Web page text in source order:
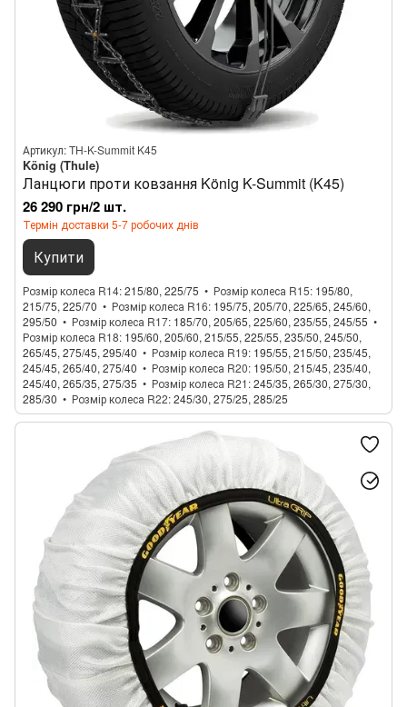
Артикул: TH-K-Summit K45
König (Thule)
Ланцюги проти ковзання König K-Summit (K45)
26 290 грн/2 шт.
Термін доставки 5-7 робочих днів
Купити
Розмір колеса R14 215/80, 225/75 Розмір колеса R15 195/80,
215/75, 225/70
Розмір колеса R16 195/75, 205/70, 225/65, 245/60,
295/50
Розмір колеса R17 185/70, 205/65, 225/60, 235/55, 245/55
Розмір колеса R18 195/60, 205/60, 215/55, 225/55, 235/50, 245/50,
265/45, 275/45, 295/40
Розмір колеса R19 195/55, 215/50, 235/45,
245/45, 265/40, 275/40
Розмір колеса R20 195/50, 215/45, 235/40,
245/40, 265/35, 275/35
Розмір колеса R21 245/35, 265/30, 275/30,
285/30
Розмір колеса R22 245/30, 275/25, 285/25